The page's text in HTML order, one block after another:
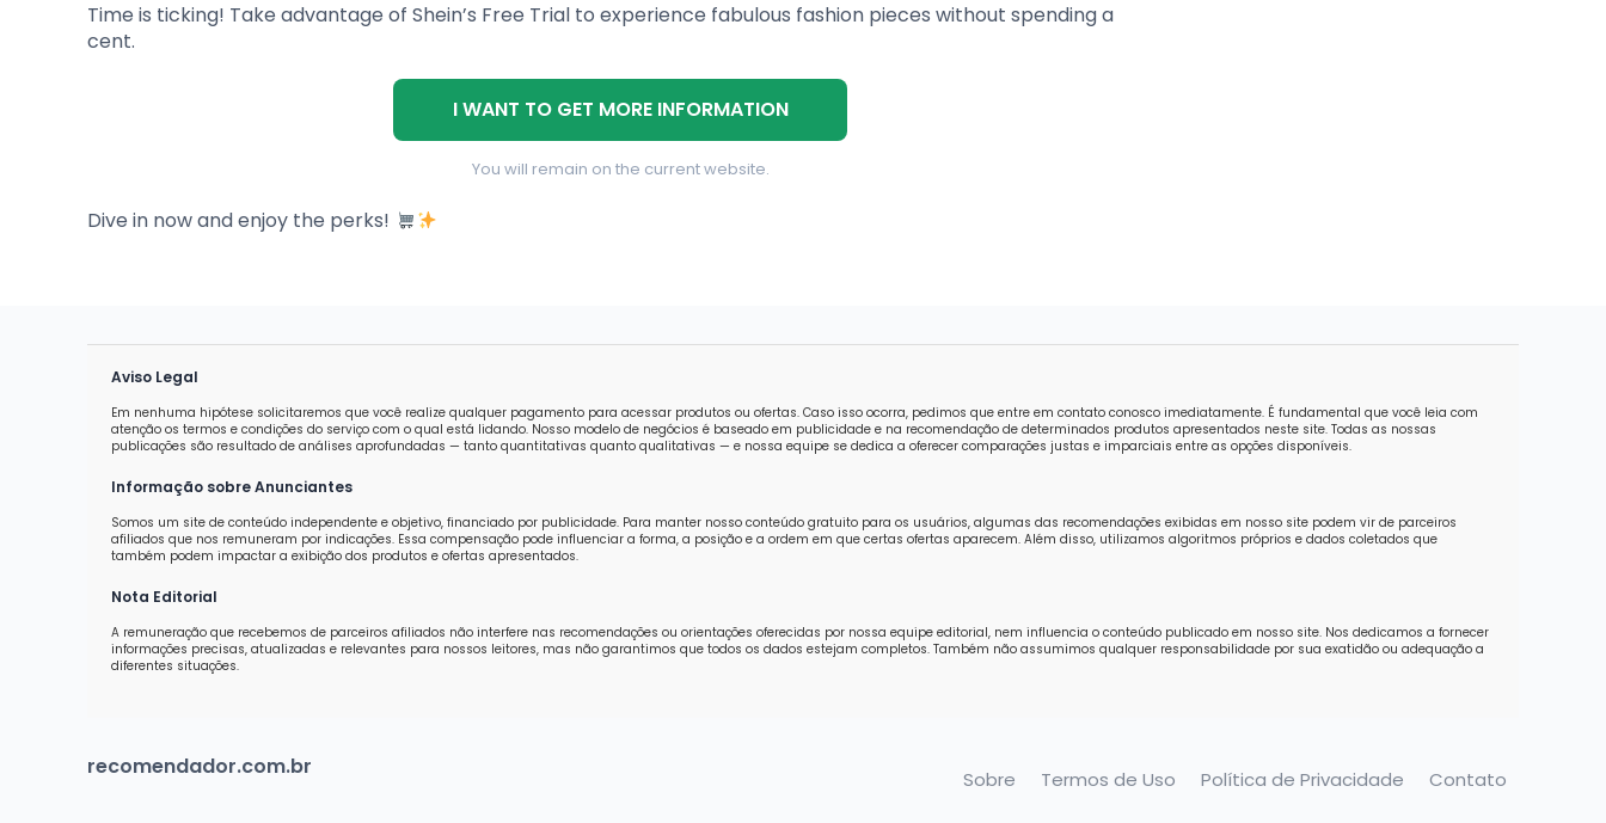
Time is ticking! Take advantage of Shein’s Free Trial to experience fabulous fashion pieces without spending a
cent.
I WANT TO GET MORE INFORMATION
You will remain on the current website.
Dive in now and enjoy the perks!
Aviso Legal
Em nenhuma hipótese solicitaremos que você realize qualquer pagamento para acessar produtos ou ofertas. Caso isso ocorra, pedimos que entre em contato conosco imediatamente. É fundamental que você leia com
atenção os termos e condições do serviço com o qual está lidando. Nosso modelo de negócios é baseado em publicidade e na recomendação de determinados produtos apresentados neste site. Todas as nossas
publicações são resultado de análises aprofundadas — tanto quantitativas quanto qualitativas — e nossa equipe se dedica a oferecer comparações justas e imparciais entre as opções disponíveis.
Informação sobre Anunciantes
Somos um site de conteúdo independente e objetivo, financiado por publicidade. Para manter nosso conteúdo gratuito para os usuários, algumas das recomendações exibidas em nosso site podem vir de parceiros
afiliados que nos remuneram por indicações. Essa compensação pode influenciar a forma, a posição e a ordem em que certas ofertas aparecem. Além disso, utilizamos algoritmos próprios e dados coletados que
também podem impactar a exibição dos produtos e ofertas apresentados.
Nota Editorial
A remuneração que recebemos de parceiros afiliados não interfere nas recomendações ou orientações oferecidas por nossa equipe editorial, nem influencia o conteúdo publicado em nosso site. Nos dedicamos a fornecer
informações precisas, atualizadas e relevantes para nossos leitores, mas não garantimos que todos os dados estejam completos. Também não assumimos qualquer responsabilidade por sua exatidão ou adequação a
diferentes situações.
recomendador.com.br Sobre Termos de Uso Política de Privacidade Contato